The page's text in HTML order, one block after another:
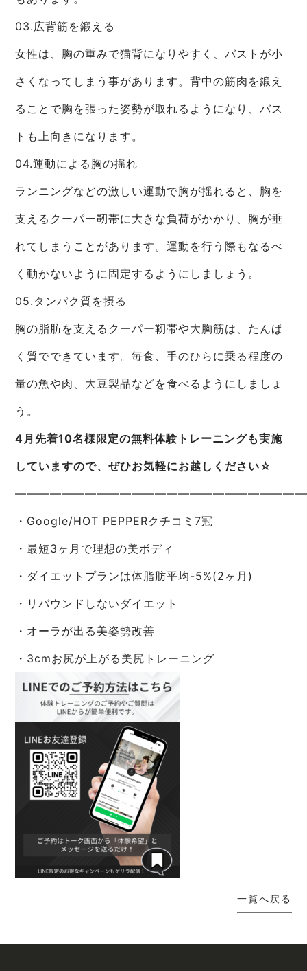
03.広背筋を鍛える
女性は、胸の重みで猫背になりやすく、バストが小
さくなってしまう事があります。背中の筋肉を鍛え
ることで胸を張った姿勢が取れるようになり、バス
トも上向きになります。
04.運動による胸の揺れ
ランニングなどの激しい運動で胸が揺れると、胸を
支えるクーパー靭帯に大きな負荷がかかり、胸が垂
れてしまうことがあります。運動を行う際もなるべ
く動かないように固定するようにしましょう。
05.タンパク質を摂る
胸の脂肪を支えるクーパー靭帯や大胸筋は、たんぱ
く質でできています。毎食、手のひらに乗る程度の
量の魚や肉、大豆製品などを食べるようにしましょ
う。
4月先着10名様限定の無料体験トレーニングも実施
していますので、ぜひお気軽にお越しください☆
・Google/HOT PEPPERクチコミ7冠
・最短3ヶ月で理想の美ボディ
・ダイエットプランは体脂肪平均-5%(2ヶ月)
・リバウンドしないダイエット
・オーラが出る美姿勢改善
・3cmお尻が上がる美尻トレーニング
一覧へ戻る